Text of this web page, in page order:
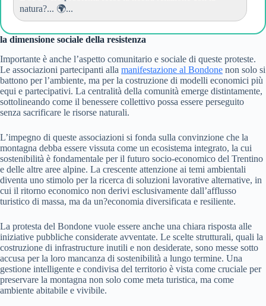
natura?... 🌍...
la dimensione sociale della resistenza
Importante è anche l’aspetto comunitario e sociale di queste proteste.
Le associazioni partecipanti alla manifestazione al Bondone non solo si
battono per l’ambiente, ma per la costruzione di modelli economici più
equi e partecipativi. La centralità della comunità emerge distintamente,
sottolineando come il benessere collettivo possa essere perseguito
senza sacrificare le risorse naturali.
L’impegno di queste associazioni si fonda sulla convinzione che la
montagna debba essere vissuta come un ecosistema integrato, la cui
sostenibilità è fondamentale per il futuro socio-economico del Trentino
e delle altre aree alpine. La crescente attenzione ai temi ambientali
diventa uno stimolo per la ricerca di soluzioni lavorative alternative, in
cui il ritorno economico non derivi esclusivamente dall’afflusso
turistico di massa, ma da un?economia diversificata e resiliente.
La protesta del Bondone vuole essere anche una chiara risposta alle
iniziative pubbliche considerate avventate. Le scelte strutturali, quali la
costruzione di infrastructure inutili e non desiderate, sono messe sotto
accusa per la loro mancanza di sostenibilità a lungo termine. Una
gestione intelligente e condivisa del territorio è vista come cruciale per
preservare la montagna non solo come meta turistica, ma come
ambiente abitabile e vivibile.